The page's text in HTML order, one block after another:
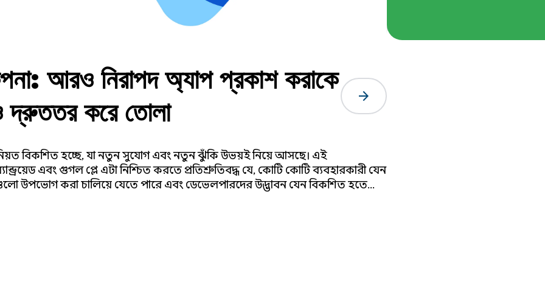
আরও নিরাপদ অ্যাপ প্রকাশ করাকে
করে তোলা
arrow_forward
বিকশিত হচ্ছে, যা নতুন সুযোগ এবং নতুন ঝুঁকি উভয়ই নিয়ে আসছে। এই
এবং গুগল প্লে এটা নিশ্চিত করতে প্রতিশ্রুতিবদ্ধ যে, কোটি কোটি ব্যবহারকারী যেন
উপভোগ করা চালিয়ে যেতে পারে এবং ডেভেলপারদের উদ্ভাবন যেন বিকশিত হতে